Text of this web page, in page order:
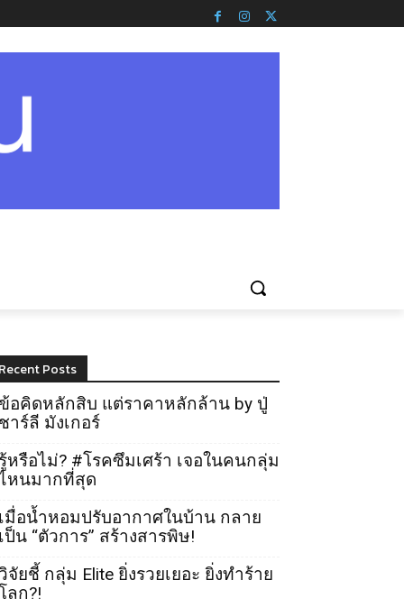
Posts
อคิดหลักสิบ แต่ราคาหลักล้าน by ปู่
าร์ลี มังเกอร์
หรือไม่? #โรคซึมเศร้า เจอในคนกลุ่ม
หนมากที่สุด
มื่อน้ำหอมปรับอากาศในบ้าน กลาย
ป็น “ตัวการ” สร้างสารพิษ!
จัยชี้ กลุ่ม Elite ยิ่งรวยเยอะ ยิ่งทำร้าย
ลก?!